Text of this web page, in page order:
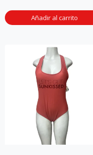
Añadir al carrito